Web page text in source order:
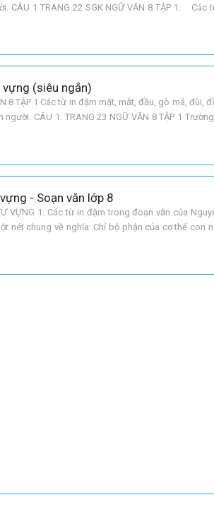
CÂU 1 TRANG 22 SGK NGỮ VĂN 8 TẬP 1:
: Thầy, mẹ, cô, mợ, con, cháu, anh em. CÂU 2
(siêu ngắn)
8 TẬP 1 Các từ in đậm mặt, mắt, đầu, gò má, đùi,
CÂU 1: TRANG 23 NGỮ VĂN 8 TẬP 1
, mợ, cô, cháu, mợ, em bé, anh, em, con, bà,
- Soạn văn lớp 8
VỰNG 1. Các từ in đậm trong đoạn văn của
nét chung về nghĩa: Chỉ bộ phận của cơ thể con
ruột thịt trong văn bản Trong lòng mẹ của Nguyê